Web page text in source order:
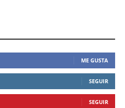
ME GUSTA
SEGUIR
SEGUIR